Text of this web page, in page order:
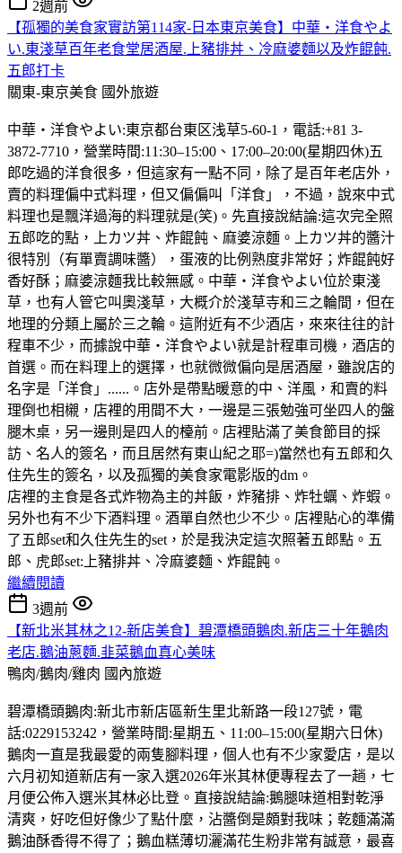
2週前
【孤獨的美食家實訪第114家-日本東京美食】中華・洋食やよ
い.東淺草百年老食堂居酒屋.上豬排丼、冷麻婆麵以及炸餛飩.
五郎打卡
關東-東京美食 國外旅遊
中華・洋食やよい:東京都台東区浅草5-60-1，電話:+81 3-
3872-7710，營業時間:11:30–15:00、17:00–20:00(星期四休)五
郎吃過的洋食很多，但這家有一點不同，除了是百年老店外，
賣的料理偏中式料理，但又偏偏叫「洋食」，不過，說來中式
料理也是飄洋過海的料理就是(笑)。先直接說結論:這次完全照
五郎吃的點，上カツ丼、炸餛飩、麻婆涼麵。上カツ丼的醬汁
很特別（有單賣調味醬），蛋液的比例熟度非常好；炸餛飩好
香好酥；麻婆涼麵我比較無感。中華・洋食やよい位於東淺
草，也有人管它叫奧淺草，大概介於淺草寺和三之輪間，但在
地理的分類上屬於三之輪。這附近有不少酒店，來來往往的計
程車不少，而據說中華・洋食やよい就是計程車司機，酒店的
首選。而在料理上的選擇，也就微微偏向是居酒屋，雖說店的
名字是「洋食」......。店外是帶點暖意的中、洋風，和賣的料
理倒也相櫬，店裡的用間不大，一邊是三張勉強可坐四人的盤
腿木桌，另一邊則是四人的檯前。店裡貼滿了美食節目的採
訪、名人的簽名，而且居然有東山紀之耶=)當然也有五郎和久
住先生的簽名，以及孤獨的美食家電影版的dm。
店裡的主食是各式炸物為主的丼飯，炸豬排、炸牡蠣、炸蝦。
另外也有不少下酒料理。酒單自然也少不少。店裡貼心的準備
了五郎set和久住先生的set，於是我決定這次照著五郎點。五
郎、虎郎set:上豬排丼、冷麻婆麵、炸餛飩。
繼續閱讀
3週前
【新北米其林之12-新店美食】碧潭橋頭鵝肉.新店三十年鵝肉
老店.鵝油蔥麵.韭菜鵝血真心美味
鴨肉/鵝肉/雞肉 國內旅遊
碧潭橋頭鵝肉:新北市新店區新生里北新路一段127號，電
話:0229153242，營業時間:星期五、11:00–15:00(星期六日休)
鵝肉一直是我最愛的兩隻腳料理，個人也有不少家愛店，是以
六月初知道新店有一家入選2026年米其林便專程去了一趟，七
月便公佈入選米其林必比登。直接說結論:鵝腿味道相對乾淨
清爽，好吃但好像少了點什麼，沾醬倒是頗對我味；乾麵滿滿
鵝油酥香得不得了；鵝血糕薄切灑滿花生粉非常有誠意，最喜